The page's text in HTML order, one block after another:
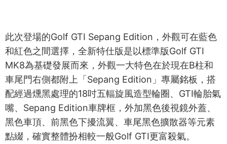
此次登場的Golf GTI Sepang Edition，外觀可在藍色
和紅色之間選擇，全新特仕版是以標準版Golf GTI
MK8為基礎發展而來，外觀一大特色在於現在B柱和
車尾門右側都附上「Sepang Edition」專屬銘板，搭
配經過燻黑處理的18吋五輻旋風造型輪圈、GTI輪胎氣
嘴、Sepang Edition車牌框，外加黑色後視鏡外蓋、
黑色車頂、前黑色下擾流翼、車尾黑色擴散器等元素
點綴，確實整體扮相較一般Golf GTI更富殺氣。